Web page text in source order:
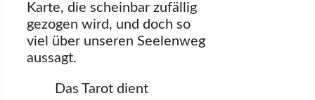
Karte, die scheinbar zufällig
gezogen wird, und doch so
viel über unseren Seelenweg
aussagt.
Das Tarot dient